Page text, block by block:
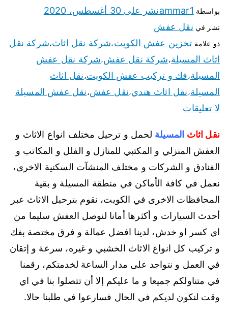
بواسطة ammar1نشر على 30 أغسطس، 2020
نشر في نقل عفش
ذو علامة تخزين عفش الكويت،شركة نقل اثاث،شركة نقل
اثاث المسيلة،شركة نقل عفش،شركة نقل عفش
المسيلة،فك و تركيب عفش الكويت،نقل اثاث
المسيلة،نقل اثاث هندي،نقل عفش،نقل عفش المسيلة
لا تعليقات
نقل اثاث المسيلة لحمل و ترحيل مختلف انواع الاثاث و
العفش المنزلي و المكتبي للمنازل و الفلل و المكاتب و
الفنادق و الشركات و مختلف المنشآت السكنية الاخرى،
نعمل في كافة الأماكن في منطقة المسيلة و بقية
المحافظات الاخرى في الكويت، نقوم بترحيل الاثاث عبر
أحدث السيارات و أكثرها أمانا لنوصل العفش سليما من
اي كسر او خدش، لدينا افضل عمالة و فرق مختصة بفك
و تركيب كل انواع الاثاث الخشبي و غيره، سرعة و إتقان
في العمل و نتواجد على مدار الساعة لخدمتكم، رقمنا
في متناولكم جميعا و ما عليكم إلا أن تتصلوا بنا في اي
وقت لنكون لديكم في الحال فسارعوا في طلبنا حالا.